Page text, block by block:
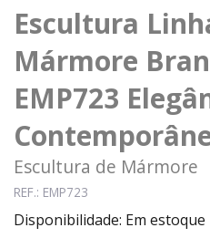
Escultura
Mármore
EMP723
Escultura de Mármore
REF.: EMP723
Disponibilidade: Em estoque